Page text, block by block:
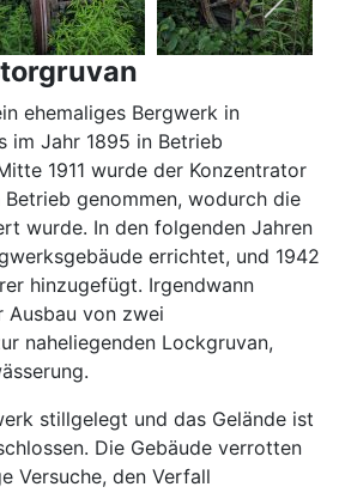
ehemaliges Bergwerk in
im Jahr 1895 in Betrieb
1911 wurde der Konzentrator
genommen, wodurch die
wurde. In den folgenden Jahren
errichtet, und 1942
hinzugefügt. Irgendwann
Ausbau von zwei
naheliegenden Lockgruvan,
stillgelegt und das Gelände ist
Die Gebäude verrotten
Versuche, den Verfall